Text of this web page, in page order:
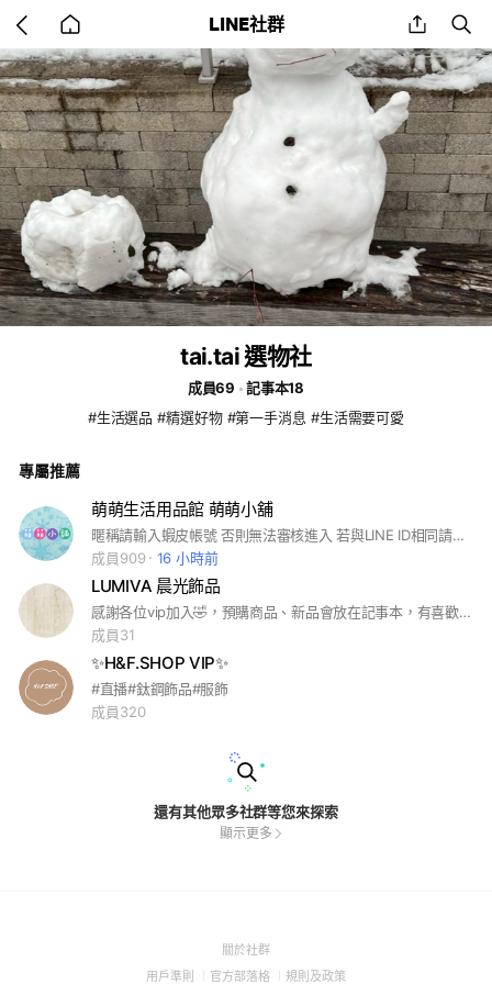
back
to
home
LINE社群 share
tai.tai 選物社
成員69
記事本18
#生活選品 #精選好物 #第一手消息 #生活需要可愛
專屬推薦
萌萌生活用品館 萌萌小舖
暱稱請輸入蝦皮帳號 否則無法審核進入 若與LINE ID相同請加上.或_ ⛔請勿在🦐提到社群可以改說太空部加入
成員909
16 小時前
LUMIVA 晨光飾品
感謝各位vip加入🤣，預購商品、新品會放在記事本，有喜歡可以在記事本留言處喊+1喔
成員31
✨H&F.SHOP VIP✨
#直播#鈦鋼飾品#服飾
成員320
還有其他眾多社群等您來探索
顯示更多
關於社群(Open
用戶準則 (Open
官方部落格 (Open
規則及政策(Open